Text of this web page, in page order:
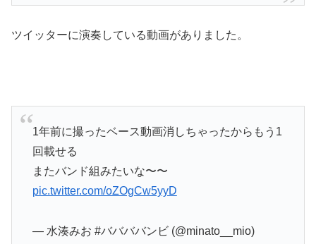
ツイッターに演奏している動画がありました。
1年前に撮ったベース動画消しちゃったからもう1
回載せる
またバンド組みたいな〜〜
pic.twitter.com/oZOgCw5yyD
— 水湊みお #ババババンビ (@minato__mio)